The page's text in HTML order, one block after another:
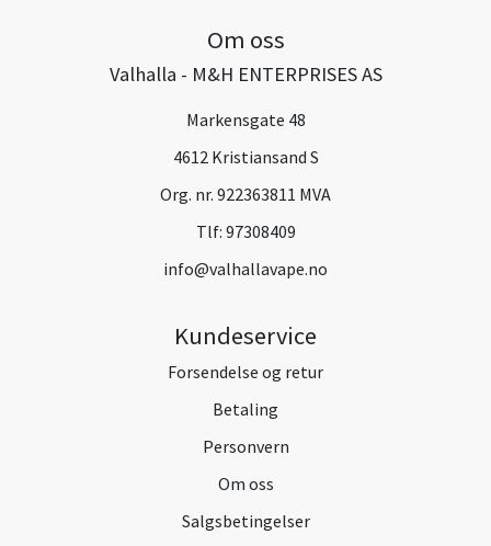
Om oss
Valhalla - M&H ENTERPRISES AS
Markensgate 48
4612 Kristiansand S
Org. nr. 922363811 MVA
Tlf: 97308409
info@valhallavape.no
Kundeservice
Forsendelse og retur
Betaling
Personvern
Om oss
Salgsbetingelser